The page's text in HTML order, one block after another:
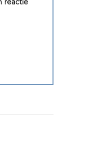
reactie